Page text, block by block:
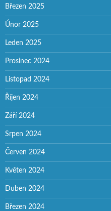
Březen 2025
Únor 2025
Leden 2025
Prosinec 2024
Listopad 2024
Říjen 2024
Září 2024
Srpen 2024
Červen 2024
Květen 2024
Duben 2024
Březen 2024